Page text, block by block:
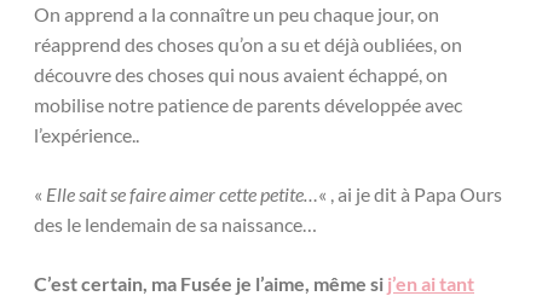
On apprend a la connaître un peu chaque jour, on
réapprend des choses qu’on a su et déjà oubliées, on
découvre des choses qui nous avaient échappé, on
mobilise notre patience de parents développée avec
l’expérience..
« Elle sait se faire aimer cette petite… « , ai je dit à Papa Ours
des le lendemain de sa naissance…
C’est certain, ma Fusée je l’aime, même si j’en ai tant